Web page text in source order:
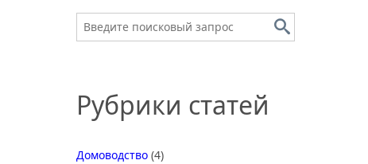
Рубрики статей
Домоводство (4)